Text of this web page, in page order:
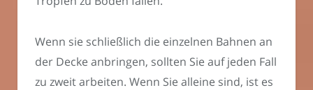
Wenn sie schließlich die einzelnen Bahnen an
der Decke anbringen, sollten Sie auf jeden Fall
zu zweit arbeiten. Wenn Sie alleine sind, ist es